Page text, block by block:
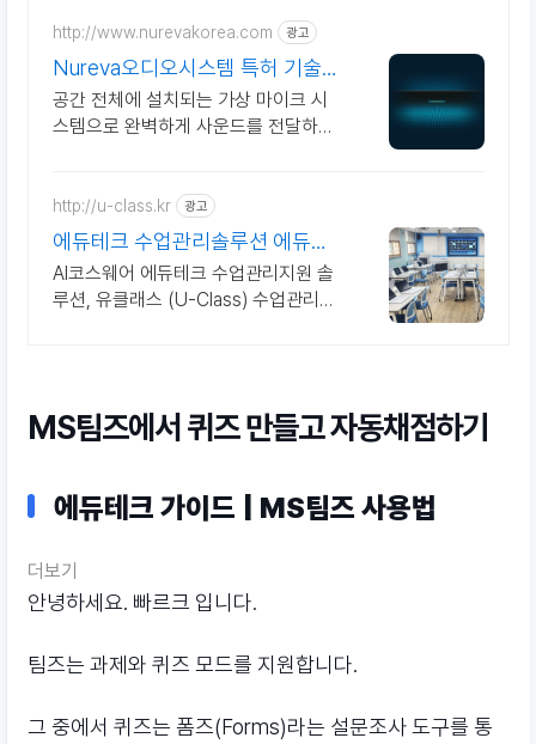
http://www.nurevakorea.com 광고
Nureva오디오시스템 특허 기술의
가상 마이크로폰
공간 전체에 설치되는 가상 마이크 시
스템으로 완벽하게 사운드를 전달하는
요.
http://u-class.kr 광고
에듀테크 수업관리솔루션 에듀테
크 수업관리솔루션
AI코스웨어 에듀테크 수업관리지원 솔
루션, 유클래스 (U-Class) 수업관리지
MS팀즈에서 퀴즈 만들고 자동채점하기
에듀테크 가이드 | MS팀즈 사용법
더보기
안녕하세요. 빠르크 입니다.
팀즈는 과제와 퀴즈 모드를 지원합니다.
그 중에서 퀴즈는 폼즈(Forms)라는 설문조사 도구를 통